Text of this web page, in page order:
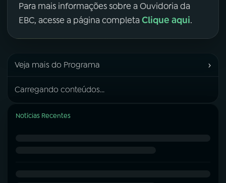
Para mais informações sobre a Ouvidoria da
EBC, acesse a página completa Clique aqui.
Veja mais do Programa ›
Carregando conteúdos...
Notícias Recentes